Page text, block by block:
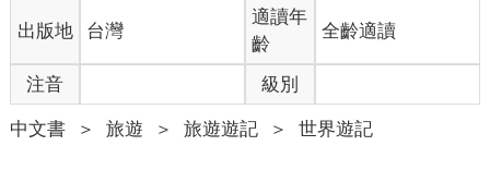
半夜沒電話吵，張國立被車聲吵醒，他穿上衣服走出旅館，威尼
特（Veneto）大街上空蕩蕩的，不過卻有幾輛閃著藍色警示燈的
警車和幾十名全副武裝手持衝鋒槍的特勤人員巡邏，原來附近另
一家旅館正舉行Ｇ八會議。事後張國立回到台灣才得知，這場會
出版地 台灣
適讀年
齡
全齡適讀
注音 級別
中文書 ＞ 旅遊 ＞ 旅遊遊記 ＞ 世界遊記